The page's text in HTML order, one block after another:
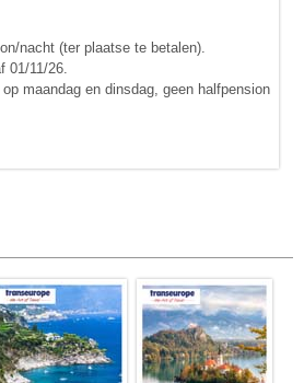
nacht (ter plaatse te betalen).
01/11/26.
maandag en dinsdag, geen halfpension